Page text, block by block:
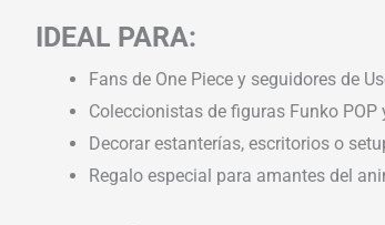
IDEAL PARA:
Fans de One Piece y seguidores de
Coleccionistas de figuras Funko
Decorar estanterías, escritorios o
Regalo especial para amantes del